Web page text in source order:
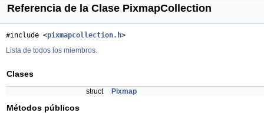
Referencia de la Clase PixmapCollection
#include <pixmapcollection.h>
Lista de todos los miembros.
Clases
struct Pixmap
Métodos públicos